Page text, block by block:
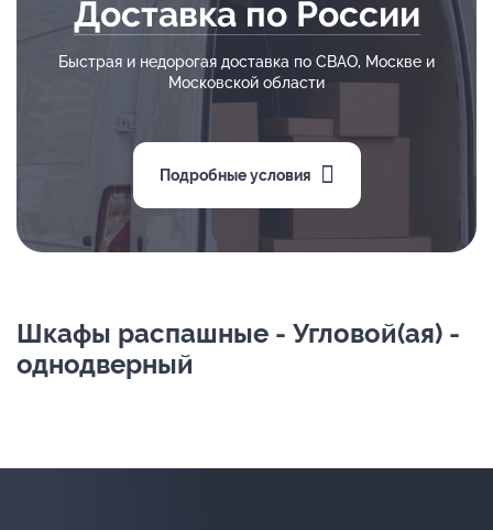
Доставка по России
Быстрая и недорогая доставка по СВАО, Москве и
Московской области
Подробные условия
Шкафы распашные - Угловой(ая) -
однодверный